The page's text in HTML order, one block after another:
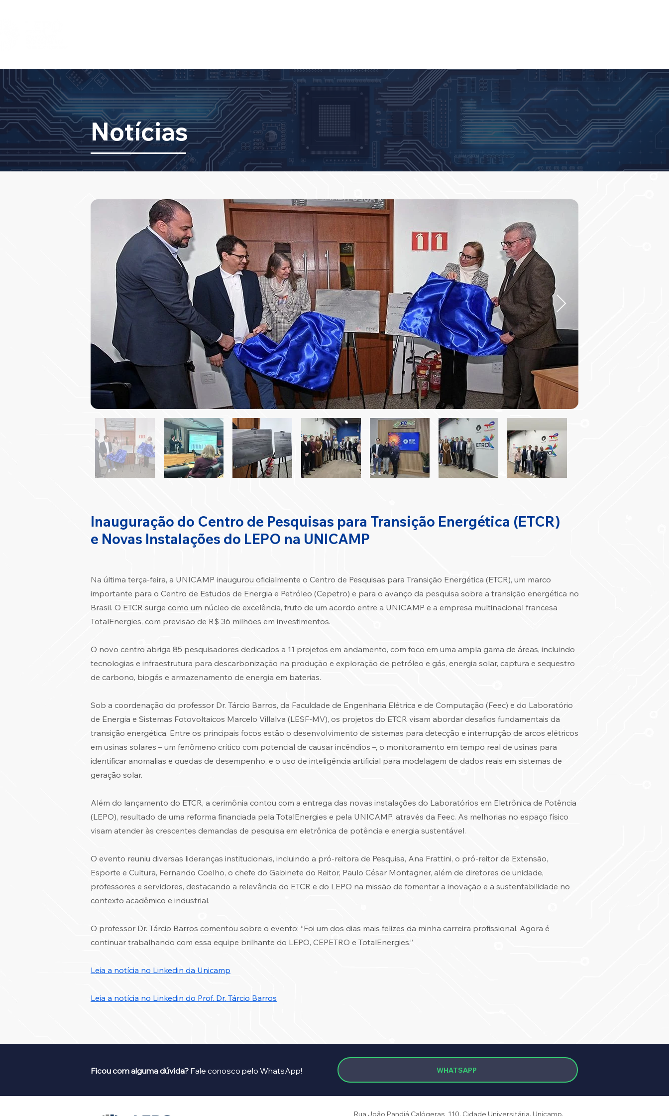
Notícias
Inauguração do Centro de Pesquisas para Transição Energética (ETCR)
e Novas Instalações do LEPO na UNICAMP
Na última terça-feira, a UNICAMP inaugurou oficialmente o Centro de Pesquisas para Transição Energética (ETCR), um marco
importante para o Centro de Estudos de Energia e Petróleo (Cepetro) e para o avanço da pesquisa sobre a transição energética no
Brasil. O ETCR surge como um núcleo de excelência, fruto de um acordo entre a UNICAMP e a empresa multinacional francesa
TotalEnergies, com previsão de R$ 36 milhões em investimentos.
O novo centro abriga 85 pesquisadores dedicados a 11 projetos em andamento, com foco em uma ampla gama de áreas, incluindo
tecnologias e infraestrutura para descarbonização na produção e exploração de petróleo e gás, energia solar, captura e sequestro
de carbono, biogás e armazenamento de energia em baterias.
Sob a coordenação do professor Dr. Tárcio Barros, da Faculdade de Engenharia Elétrica e de Computação (Feec) e do Laboratório
de Energia e Sistemas Fotovoltaicos Marcelo Villalva (LESF-MV), os projetos do ETCR visam abordar desafios fundamentais da
transição energética. Entre os principais focos estão o desenvolvimento de sistemas para detecção e interrupção de arcos elétricos
em usinas solares – um fenômeno crítico com potencial de causar incêndios –, o monitoramento em tempo real de usinas para
identificar anomalias e quedas de desempenho, e o uso de inteligência artificial para modelagem de dados reais em sistemas de
geração solar.
Além do lançamento do ETCR, a cerimônia contou com a entrega das novas instalações do Laboratórios em Eletrônica de Potência
(LEPO), resultado de uma reforma financiada pela TotalEnergies e pela UNICAMP, através da Feec. As melhorias no espaço físico
visam atender às crescentes demandas de pesquisa em eletrônica de potência e energia sustentável.
O evento reuniu diversas lideranças institucionais, incluindo a pró-reitora de Pesquisa, Ana Frattini, o pró-reitor de Extensão,
Esporte e Cultura, Fernando Coelho, o chefe do Gabinete do Reitor, Paulo César Montagner, além de diretores de unidade,
professores e servidores, destacando a relevância do ETCR e do LEPO na missão de fomentar a inovação e a sustentabilidade no
contexto acadêmico e industrial.
O professor Dr. Tárcio Barros comentou sobre o evento: “Foi um dos dias mais felizes da minha carreira profissional. Agora é
continuar trabalhando com essa equipe brilhante do LEPO, CEPETRO e TotalEnergies.”
Leia a notícia no Linkedin da Unicamp
Leia a notícia no Linkedin do Prof. Dr. Tárcio Barros
Ficou com alguma dúvida? Fale conosco pelo WhatsApp! WHATSAPP
Rua João Pandiá Calógeras, 110. Cidade Universitária. Unicamp.